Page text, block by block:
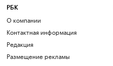
РБК
О компании
Контактная информация
Редакция
Размещение рекламы